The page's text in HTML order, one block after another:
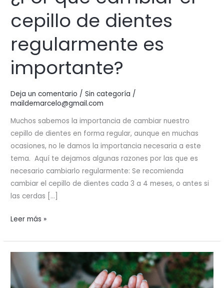
cepillo de dientes
regularmente es
importante?
Deja un comentario /Sin categoría /
maildemarcelo@gmail.com
Muchos sabemos la importancia de cambiar nuestro
cepillo de dientes en forma regular, aunque en muchas
ocasiones, no le damos la importancia necesaria a este
tema. Aquí te dejamos algunas razones por las que es
necesario cambiarlo regularmente: Se recomienda
cambiar el cepillo de dientes cada 3 a 4 meses, o antes si
las cerdas […]
¿Por
cambiar
cepillo
de
Leer más »